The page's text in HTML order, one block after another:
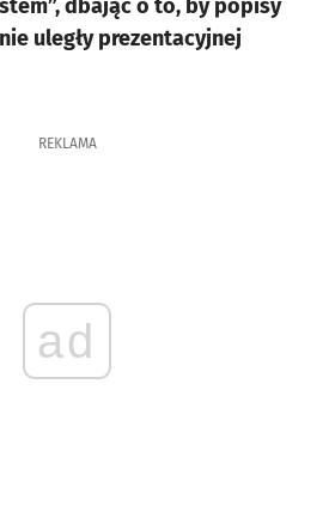
dbając o to, by popisy
uległy prezentacyjnej
REKLAMA
ad